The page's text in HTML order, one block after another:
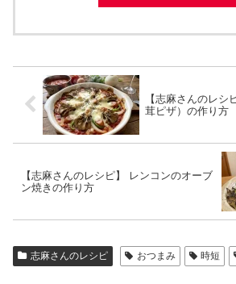
【志麻さんのレシ
茸ピザ）の作り方
【志麻さんのレシピ】 レンコンのオーブ
ン焼きの作り方
志麻さんのレシピ おつまみ 時短